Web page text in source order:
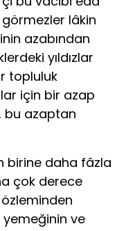
lâkin
azabından
yıldızlar
topluluk
için bir azap
bu azaptan
birine daha fâzla
çok derece
yemeğinin ve